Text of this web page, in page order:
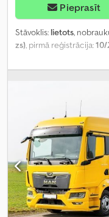
Pieprasīt
Stāvoklis: lietots,
zs) , pirmā reģistrācija:10/
,
svars:26 000 kg, riepas
, sēdvietu
Ražošanas gads:2011,
vietu skaits:1, Aprīkojums:
kondicionēšana,